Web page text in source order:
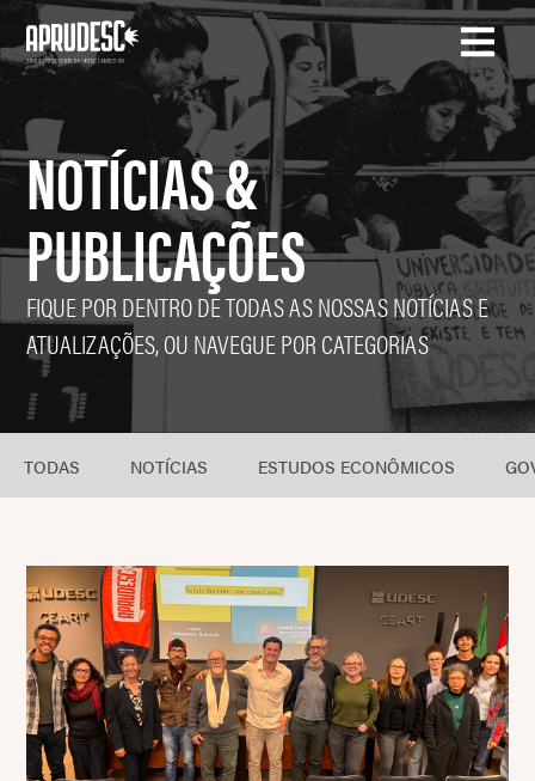
NOTÍCIAS &
PUBLICAÇÕES
FIQUE POR DENTRO DE TODAS AS NOSSAS NOTÍCIAS E
ATUALIZAÇÕES, OU NAVEGUE POR CATEGORIAS
TODAS NOTÍCIAS ESTUDOS ECONÔMICOS